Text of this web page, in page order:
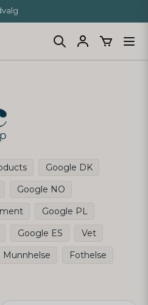
Google DK
Google NO
Google PL
Google ES
Vet
Munnhelse
Fothelse